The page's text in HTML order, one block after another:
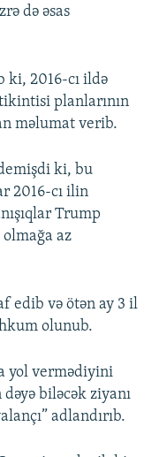
də əsas
ki, 2016-cı ildə
planlarının
məlumat verib.
ki, bu
2016-cı ilin
Trump
az
edib və ötən ay 3 il
olunub.
yol vermədiyini
biləcək ziyanı
adlandırıb.